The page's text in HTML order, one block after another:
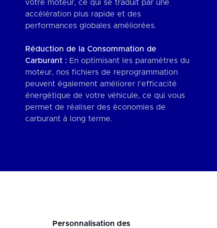
votre moteur, ce qui se traduit par une
accélération plus rapide et des
performances globales améliorées.
Réduction de la Consommation de
Carburant : En optimisant les paramètres du
moteur, nos fichiers de reprogrammation
peuvent également améliorer l'efficacité
énergétique de votre véhicule, ce qui vous
permet de réaliser des économies de
carburant à long terme.
Personnalisation des